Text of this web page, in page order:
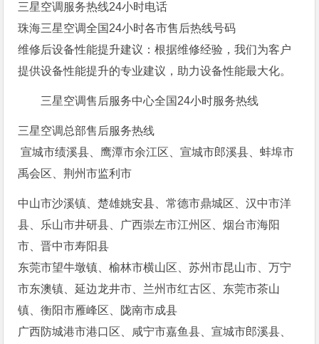
三星空调服务热线24小时电话
珠海三星空调全国24小时各市售后热线号码
维修后设备性能提升建议：根据维修经验，我们为客户
提供设备性能提升的专业建议，助力设备性能最大化。
三星空调售后服务中心全国24小时服务热线
三星空调总部售后服务热线
宣城市绩溪县、鹰潭市余江区、宣城市郎溪县、蚌埠市
禹会区、荆州市监利市
中山市沙溪镇、楚雄姚安县、常德市鼎城区、汉中市洋
县、乐山市井研县、广西崇左市江州区、烟台市海阳
市、晋中市寿阳县
东莞市望牛墩镇、榆林市横山区、苏州市昆山市、万宁
市东澳镇、延边龙井市、兰州市红古区、东莞市茶山
镇、衡阳市雁峰区、陇南市成县
广西防城港市港口区、咸宁市嘉鱼县、宣城市郎溪县、